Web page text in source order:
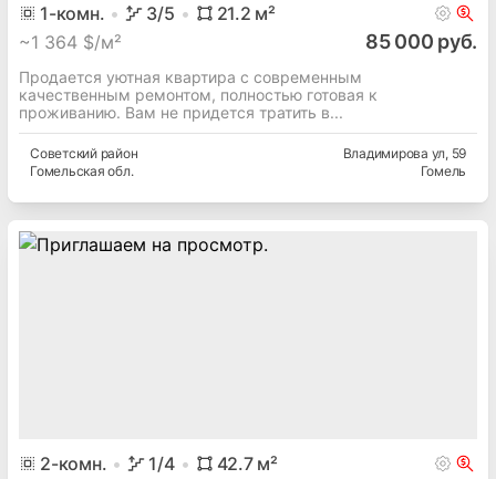
1-комн. 3/5 21.2 м²
~1 364 $/м² 85 000 руб.
Продается уютная квартира с современным
качественным ремонтом, полностью готовая к
проживанию. Вам не придется тратить в...
Советскийрайон
Гомельская обл.
Владимирова ул, 59
Гомель
2-комн. 1/4 42.7м²